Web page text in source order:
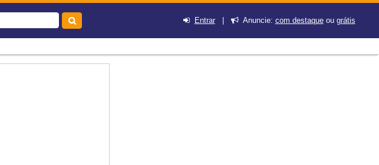
Entrar| Anuncie: com destaqueou grátis